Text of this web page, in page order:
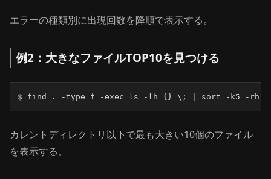
エラーの種類別に出現回数を降順で表示する。
例2：大きなファイルTOP10を見つける
$ find . -type f -exec ls -lh {} \; | sort -k5 -rh |
カレントディレクトリ以下で最も大きい10個のファイル
を表示する。